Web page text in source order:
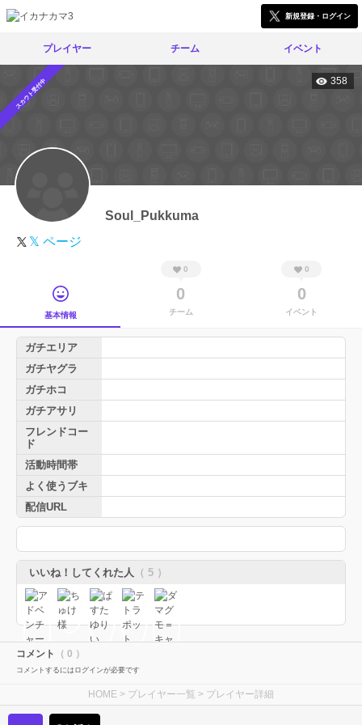
新規登録・ログイン
プレイヤー チーム イベント
スカウト受付中 358
Soul_Pukkuma
𝕏 ページ
基本情報
0
0
チーム
0
0
イベント
ガチエリア
ガチヤグラ
ガチホコ
ガチアサリ
フレンドコー
ド
活動時間帯
よく使うブキ
配信URL
いいね！してくれた人 （ 5 ）
コメント （ 0 ）
コメントするにはログインが必要です
HOME > プレイヤー一覧 > プレイヤー詳細